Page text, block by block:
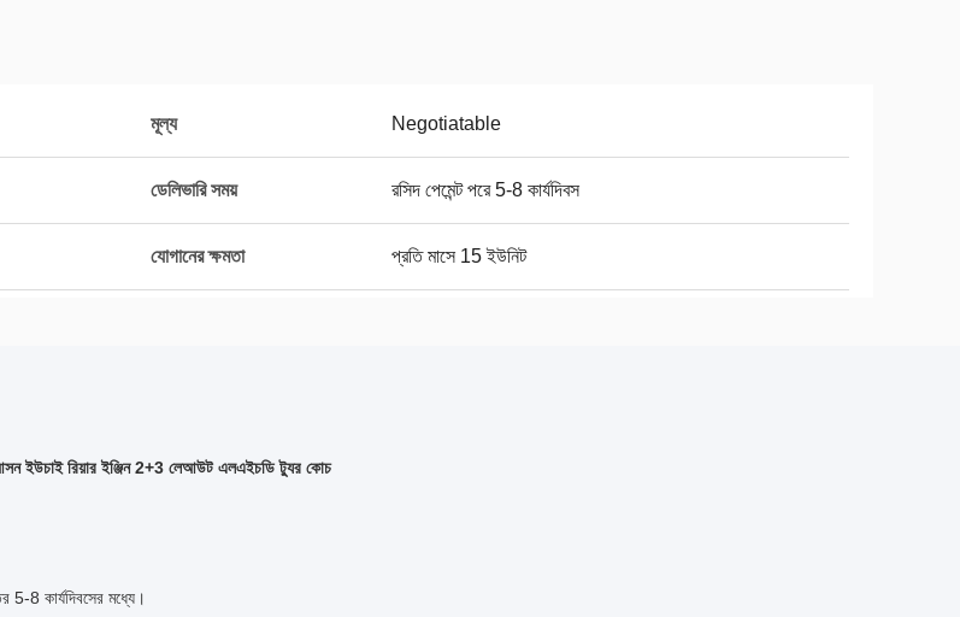
মূল্য Negotiatable
ডেলিভারি সময় রসিদ পেমেন্ট পরে 5-8 কার্যদিবস
যোগানের ক্ষমতা প্রতি মাসে 15 ইউনিট
ইউচাই রিয়ার ইঞ্জিন 2+3 লেআউট এলএইচডি ট্যুর কোচ
5-8 কার্যদিবসের মধ্যে।